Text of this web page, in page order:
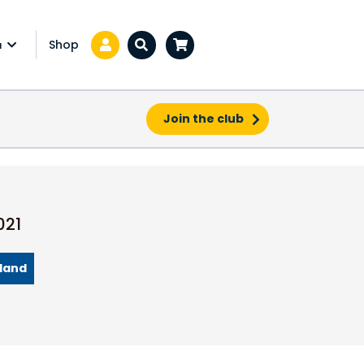
Shop Zoeken...
Join the club